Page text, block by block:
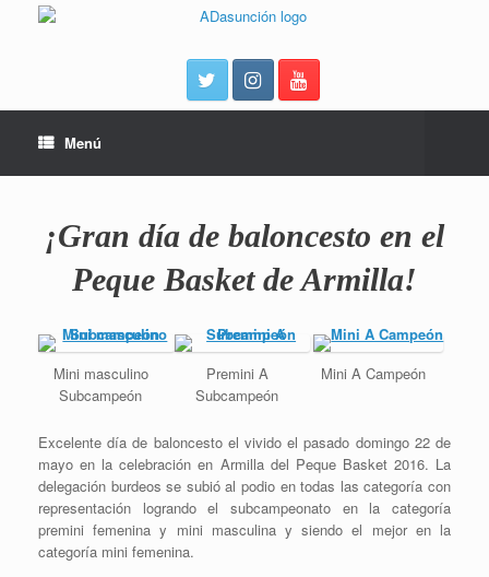
Menú
¡Gran día de baloncesto en el
Peque Basket de Armilla!
Mini masculino
Subcampeón
Premini A
Subcampeón
Mini A Campeón
Excelente día de baloncesto el vivido el pasado domingo 22 de
mayo en la celebración en Armilla del Peque Basket 2016. La
delegación burdeos se subió al podio en todas las categoría con
representación logrando el subcampeonato en la categoría
premini femenina y mini masculina y siendo el mejor en la
categoría mini femenina.